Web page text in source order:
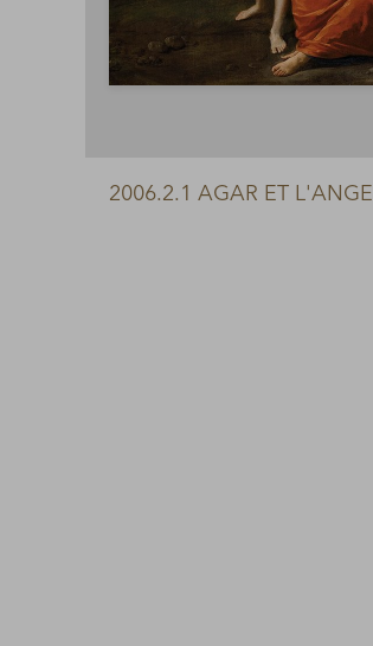
2006.2.1 AGAR ET L'ANGE